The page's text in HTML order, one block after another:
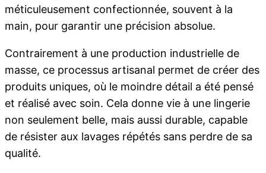
méticuleusement confectionnée, souvent à la
main, pour garantir une précision absolue.
Contrairement à une production industrielle de
masse, ce processus artisanal permet de créer des
produits uniques, où le moindre détail a été pensé
et réalisé avec soin. Cela donne vie à une lingerie
non seulement belle, mais aussi durable, capable
de résister aux lavages répétés sans perdre de sa
qualité.